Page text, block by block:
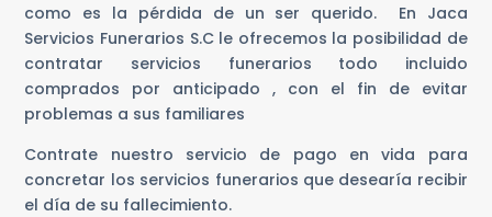
como es la pérdida de un ser querido. En Jaca
Servicios Funerarios S.C le ofrecemos la posibilidad de
contratar servicios funerarios todo incluido
comprados por anticipado , con el fin de evitar
problemas a sus familiares
Contrate nuestro servicio de pago en vida para
concretar los servicios funerarios que desearía recibir
el día de su fallecimiento.